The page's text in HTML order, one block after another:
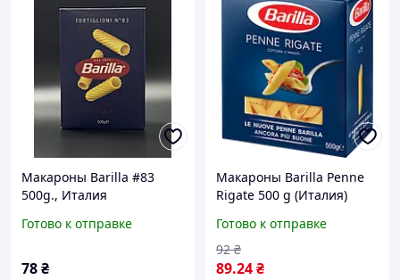
Макароны Barilla #83
500g., Италия
Готово к отправке
78₴
Макароны Barilla Penne
Rigate 500 g (Италия)
Готово к отправке
89.24₴
92 ₴